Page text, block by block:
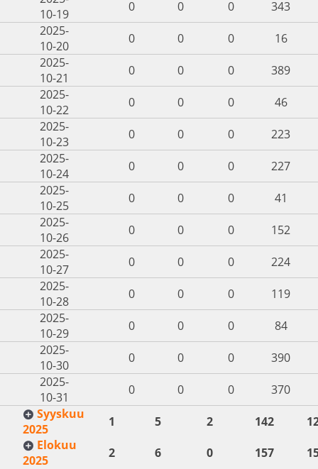
10-19
0 0 0
343
2025-
10-20
0 0 0
16
2025-
10-21
0 0 0
389
2025-
10-22
0 0 0
46
2025-
10-23
0 0 0
223
2025-
10-24
0 0 0
227
2025-
10-25
0 0 0
41
2025-
10-26
0 0 0
152
2025-
10-27
0 0 0
224
2025-
10-28
0 0 0
119
2025-
10-29
0 0 0
84
2025-
10-30
0 0 0
390
2025-
10-31
0 0 0
370
Syyskuu
2025
1 5 2 142
Elokuu
2025
2 6 0 157